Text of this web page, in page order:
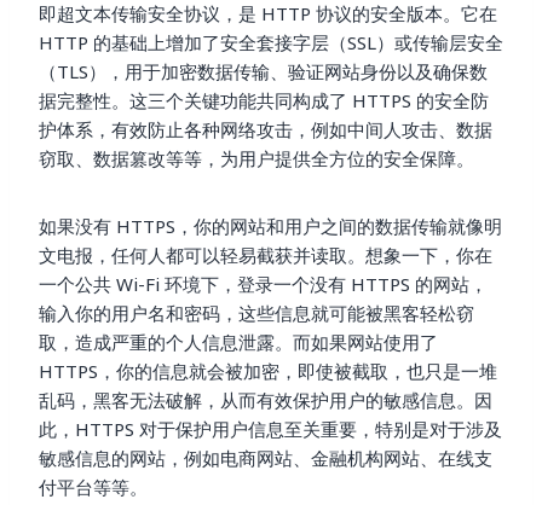
即超文本传输安全协议，是 HTTP 协议的安全版本。它在
HTTP 的基础上增加了安全套接字层（SSL）或传输层安全
（TLS），用于加密数据传输、验证网站身份以及确保数
据完整性。这三个关键功能共同构成了 HTTPS 的安全防
护体系，有效防止各种网络攻击，例如中间人攻击、数据
窃取、数据篡改等等，为用户提供全方位的安全保障。
如果没有 HTTPS，你的网站和用户之间的数据传输就像明
文电报，任何人都可以轻易截获并读取。想象一下，你在
一个公共 Wi-Fi 环境下，登录一个没有 HTTPS 的网站，
输入你的用户名和密码，这些信息就可能被黑客轻松窃
取，造成严重的个人信息泄露。而如果网站使用了
HTTPS，你的信息就会被加密，即使被截取，也只是一堆
乱码，黑客无法破解，从而有效保护用户的敏感信息。因
此，HTTPS 对于保护用户信息至关重要，特别是对于涉及
敏感信息的网站，例如电商网站、金融机构网站、在线支
付平台等等。